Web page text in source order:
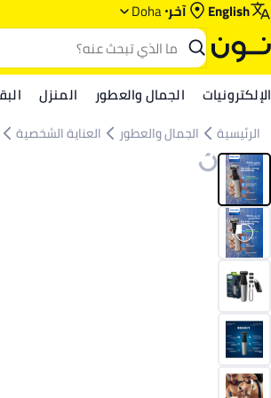
English آخر Doha
الإلكترونيات الجمال والعطور المنزل
الرئيسية الجمال والعطور العناية الشخصية